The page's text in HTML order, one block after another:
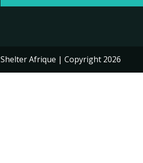
Shelter Afrique | Copyright 2026